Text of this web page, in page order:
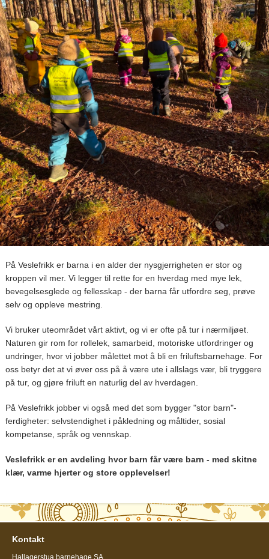
På Veslefrikk er barna i en alder der nysgjerrigheten er stor og
kroppen vil mer. Vi legger til rette for en hverdag med mye lek,
bevegelsesglede og fellesskap - der barna får utfordre seg, prøve
selv og oppleve mestring.
Vi bruker uteområdet vårt aktivt, og vi er ofte på tur i nærmiljøet.
Naturen gir rom for rollelek, samarbeid, motoriske utfordringer og
undringer, hvor vi jobber målettet mot å bli en friluftsbarnehage. For
oss betyr det at vi øver oss på å være ute i allslags vær, bli tryggere
på tur, og gjøre friluft en naturlig del av hverdagen.
På Veslefrikk jobber vi også med det som bygger "stor barn"-
ferdigheter: selvstendighet i påkledning og måltider, sosial
kompetanse, språk og vennskap.
Veslefrikk er en avdeling hvor barn får være barn - med skitne
klær, varme hjerter og store opplevelser!
Kontakt
Hallagerstua barnehage SA